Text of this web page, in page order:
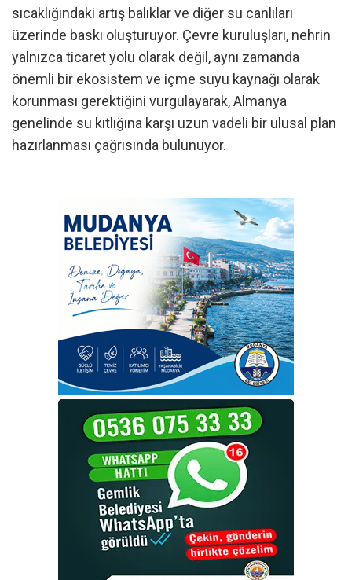
sıcaklığındaki artış balıklar ve diğer su canlıları
üzerinde baskı oluşturuyor. Çevre kuruluşları, nehrin
yalnızca ticaret yolu olarak değil, aynı zamanda
önemli bir ekosistem ve içme suyu kaynağı olarak
korunması gerektiğini vurgulayarak, Almanya
genelinde su kıtlığına karşı uzun vadeli bir ulusal plan
hazırlanması çağrısında bulunuyor.